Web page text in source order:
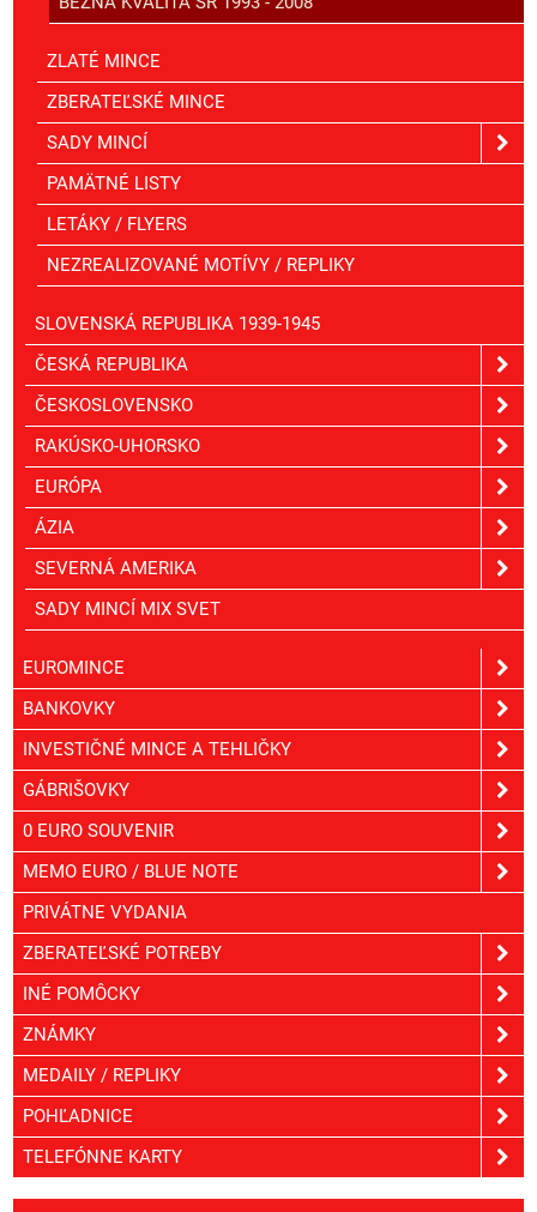
ZLATÉ MINCE
ZBERATEĽSKÉ MINCE
SADY MINCÍ
PAMÄTNÉ LISTY
LETÁKY / FLYERS
NEZREALIZOVANÉ MOTÍVY / REPLIKY
SLOVENSKÁ REPUBLIKA 1939-1945
ČESKÁ REPUBLIKA
ČESKOSLOVENSKO
RAKÚSKO-UHORSKO
EURÓPA
ÁZIA
SEVERNÁ AMERIKA
SADY MINCÍ MIX SVET
EUROMINCE
BANKOVKY
INVESTIČNÉ MINCE A TEHLIČKY
GÁBRIŠOVKY
0 EURO SOUVENIR
MEMO EURO / BLUE NOTE
PRIVÁTNE VYDANIA
ZBERATEĽSKÉ POTREBY
INÉ POMÔCKY
ZNÁMKY
MEDAILY / REPLIKY
POHĽADNICE
TELEFÓNNE KARTY